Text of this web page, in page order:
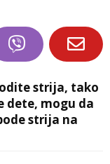
strija, tako
dete, mogu da
strija na